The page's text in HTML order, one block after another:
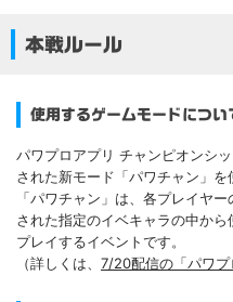
本戦ルール
使用するゲームモードについ
パワプロアプリ チャンピオンシ
された新モード「パワチャン」を
「パワチャン」は、各プレイヤ
された指定のイベキャラの中か
プレイするイベントです。
（詳しくは、 7/20配信の「パワプ